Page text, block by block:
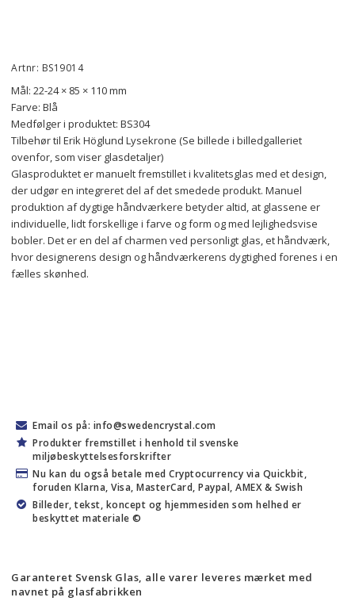
Artnr: BS19014
Mål: 22-24 × 85 × 110 mm
Farve: Blå
Medfølger i produktet: BS304
Tilbehør til Erik Höglund Lysekrone (Se billede i billedgalleriet
ovenfor, som viser glasdetaljer)
Glasproduktet er manuelt fremstillet i kvalitetsglas med et design,
der udgør en integreret del af det smedede produkt. Manuel
produktion af dygtige håndværkere betyder altid, at glassene er
individuelle, lidt forskellige i farve og form og med lejlighedsvise
bobler. Det er en del af charmen ved personligt glas, et håndværk,
hvor designerens design og håndværkerens dygtighed forenes i en
fælles skønhed.
Email os på: info@swedencrystal.com
Produkter fremstillet i henhold til svenske
miljøbeskyttelsesforskrifter
Nu kan du også betale med Cryptocurrency via Quickbit,
foruden Klarna, Visa, MasterCard, Paypal, AMEX & Swish
Billeder, tekst, koncept og hjemmesiden som helhed er
beskyttet materiale ©
Garanteret Svensk Glas, alle varer leveres mærket med
navnet på glasfabrikken